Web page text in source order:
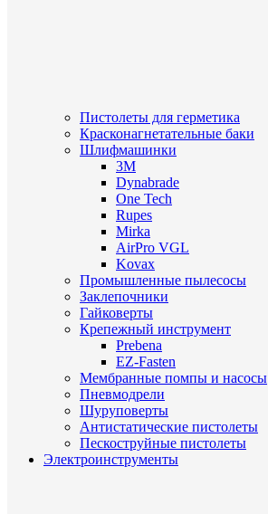
Пистолеты для герметика
Красконагнетательные баки
Шлифмашинки
3M
Dynabrade
One Tech
Rupes
Mirka
AirPro VGL
Kovax
Промышленные пылесосы
Заклепочники
Гайковерты
Крепежный инструмент
Prebena
EZ-Fasten
Мембранные помпы и насосы
Пневмодрели
Шуруповерты
Антистатические пистолеты
Пескоструйные пистолеты
Электроинструменты